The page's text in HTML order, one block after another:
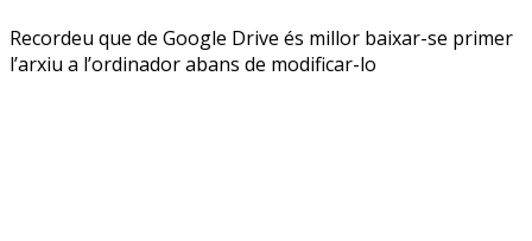
Recordeu que de Google Drive és millor baixar-se primer
l’arxiu a l’ordinador abans de modificar-lo